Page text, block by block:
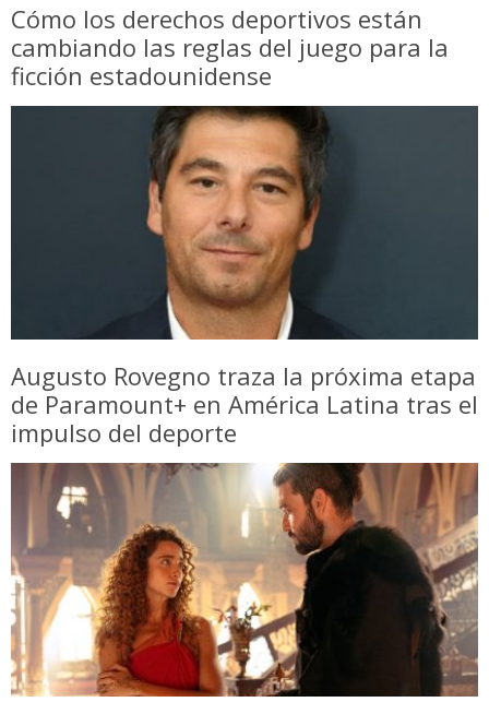
Cómo los derechos deportivos están
cambiando las reglas del juego para la
ficción estadounidense
Augusto Rovegno traza la próxima etapa
de Paramount+ en América Latina tras el
impulso del deporte